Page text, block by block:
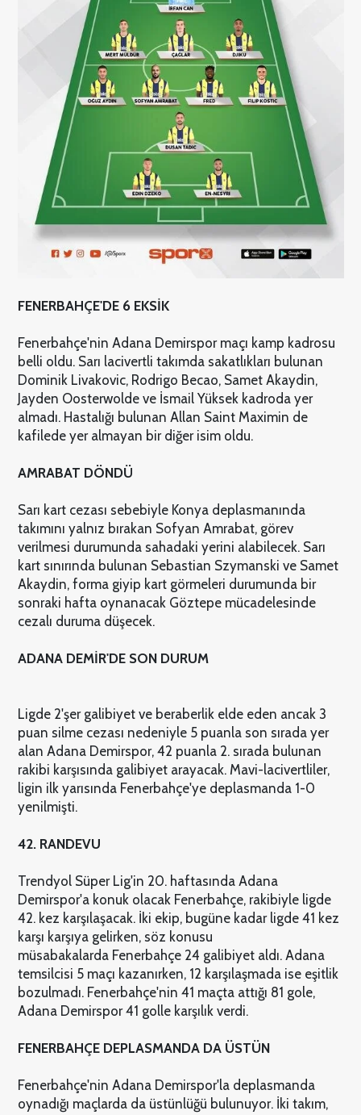
FENERBAHÇE'DE 6 EKSİK
Fenerbahçe'nin Adana Demirspor maçı kamp kadrosu
belli oldu. Sarı lacivertli takımda sakatlıkları bulunan
Dominik Livakovic, Rodrigo Becao, Samet Akaydin,
Jayden Oosterwolde ve İsmail Yüksek kadroda yer
almadı. Hastalığı bulunan Allan Saint Maximin de
kafilede yer almayan bir diğer isim oldu.
AMRABAT DÖNDÜ
Sarı kart cezası sebebiyle Konya deplasmanında
takımını yalnız bırakan Sofyan Amrabat, görev
verilmesi durumunda sahadaki yerini alabilecek. Sarı
kart sınırında bulunan Sebastian Szymanski ve Samet
Akaydin, forma giyip kart görmeleri durumunda bir
sonraki hafta oynanacak Göztepe mücadelesinde
cezalı duruma düşecek.
ADANA DEMİR'DE SON DURUM
Ligde 2'şer galibiyet ve beraberlik elde eden ancak 3
puan silme cezası nedeniyle 5 puanla son sırada yer
alan Adana Demirspor, 42 puanla 2. sırada bulunan
rakibi karşısında galibiyet arayacak. Mavi-lacivertliler,
ligin ilk yarısında Fenerbahçe'ye deplasmanda 1-0
yenilmişti.
42. RANDEVU
Trendyol Süper Lig'in 20. haftasında Adana
Demirspor'a konuk olacak Fenerbahçe, rakibiyle ligde
42. kez karşılaşacak. İki ekip, bugüne kadar ligde 41 kez
karşı karşıya gelirken, söz konusu
müsabakalarda Fenerbahçe 24 galibiyet aldı. Adana
temsilcisi 5 maçı kazanırken, 12 karşılaşmada ise eşitlik
bozulmadı. Fenerbahçe'nin 41 maçta attığı 81 gole,
Adana Demirspor 41 golle karşılık verdi.
FENERBAHÇE DEPLASMANDA DA ÜSTÜN
Fenerbahçe'nin Adana Demirspor'la deplasmanda
oynadığı maçlarda da üstünlüğü bulunuyor. İki takım,